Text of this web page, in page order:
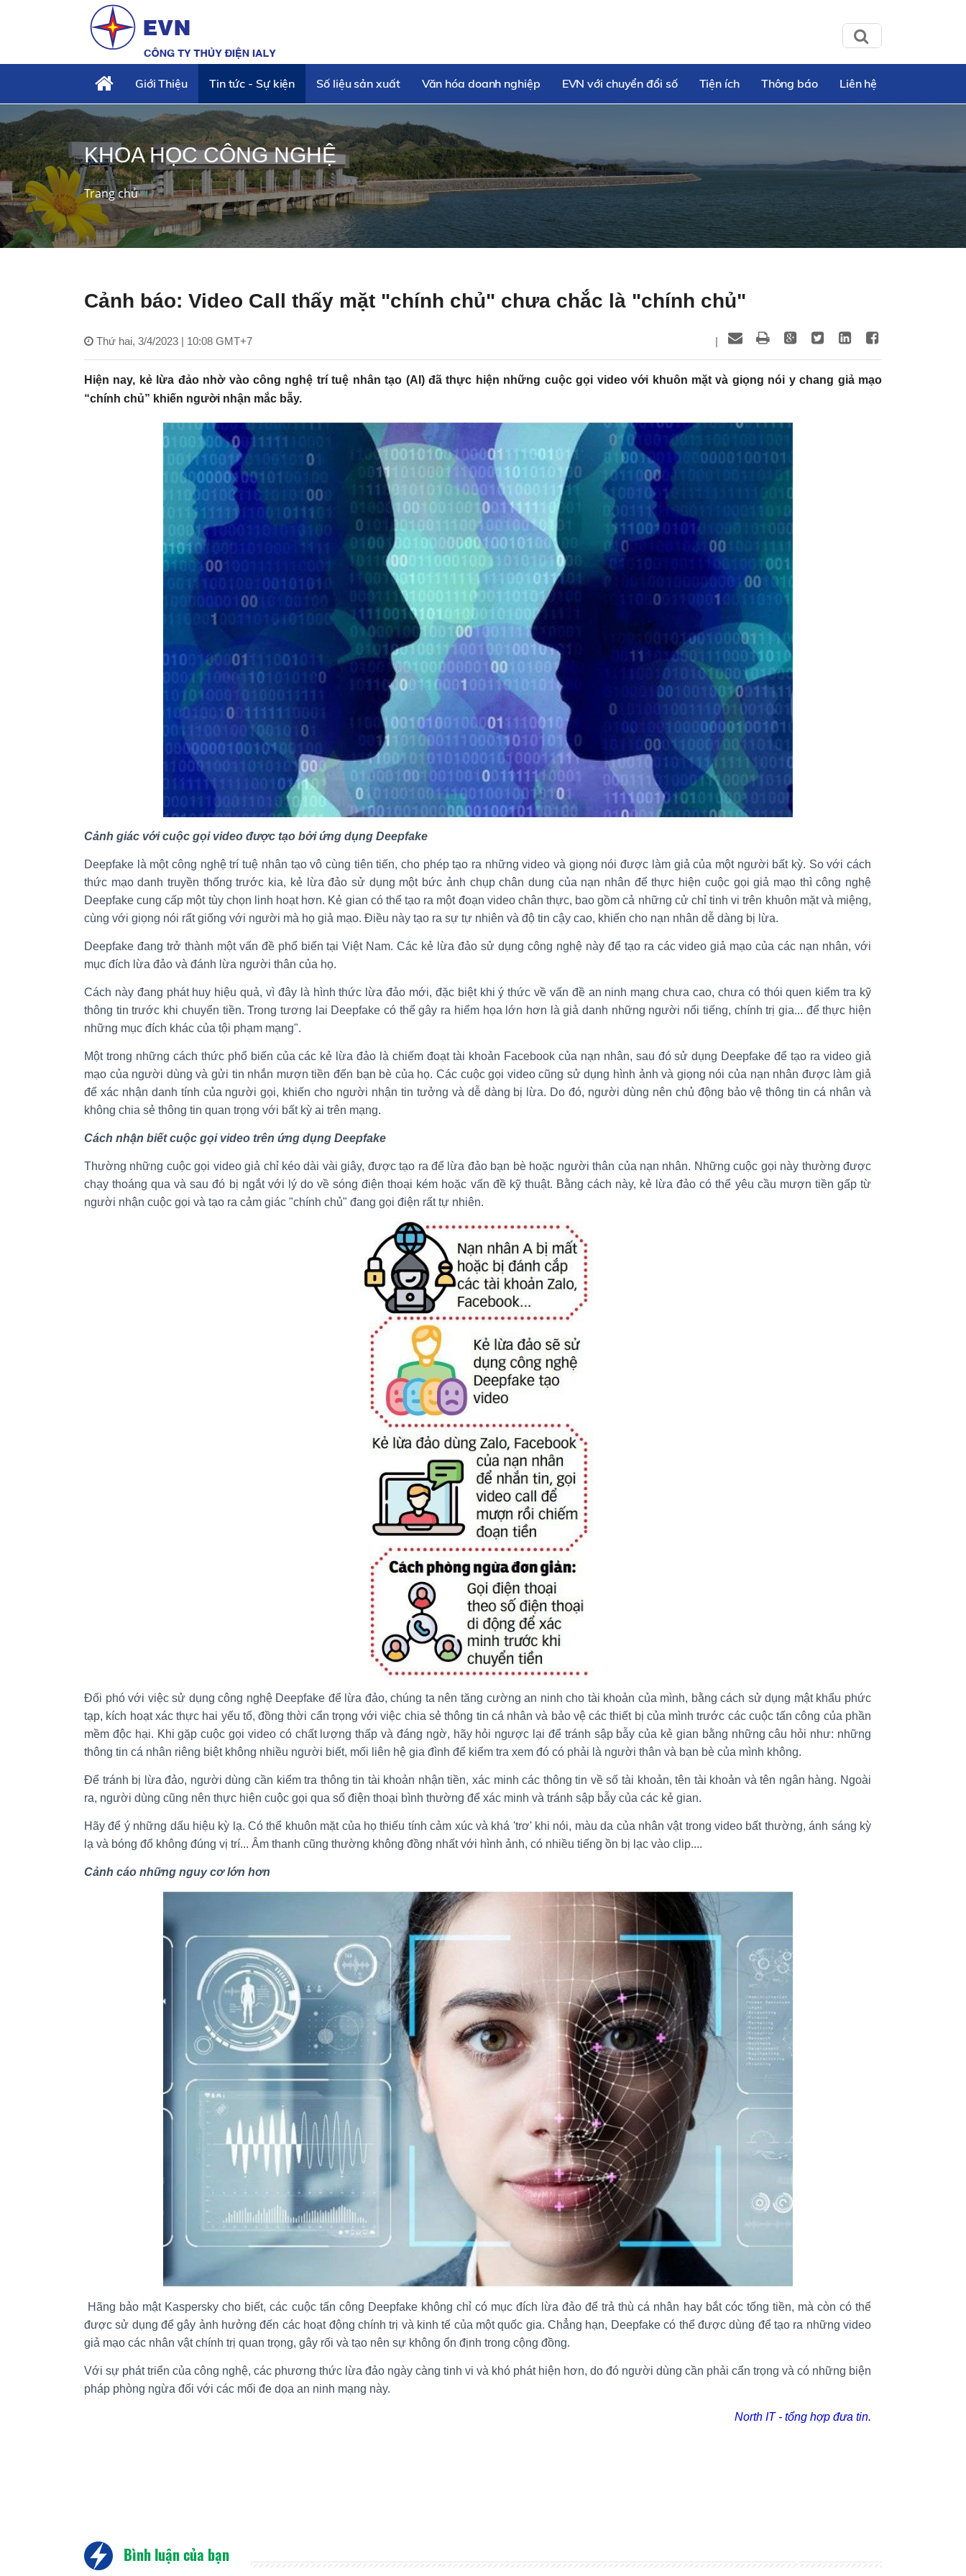
Giới Thiệu Tin tức - Sự kiện Số liệu sản xuất Văn hóa doanh nghiệp EVN với chuyển đổi số Tiện ích Thông báo Liên hệ
KHOA HỌC CÔNG NGHỆ
Trang chủ
Cảnh báo: Video Call thấy mặt "chính chủ" chưa chắc là "chính chủ"
Thứ hai, 3/4/2023 | 10:08 GMT+7 |
Hiện nay, kẻ lừa đảo nhờ vào công nghệ trí tuệ nhân tạo (AI) đã thực hiện những cuộc gọi video với khuôn mặt và giọng nói y chang giả mạo
“chính chủ” khiến người nhận mắc bẫy.
Cảnh giác với cuộc gọi video được tạo bởi ứng dụng Deepfake
Deepfake là một công nghệ trí tuệ nhân tạo vô cùng tiên tiến, cho phép tạo ra những video và giọng nói được làm giả của một người bất kỳ. So với cách
thức mạo danh truyền thống trước kia, kẻ lừa đảo sử dụng một bức ảnh chụp chân dung của nạn nhân để thực hiện cuộc gọi giả mạo thì công nghệ
Deepfake cung cấp một tùy chọn linh hoạt hơn. Kẻ gian có thể tạo ra một đoạn video chân thực, bao gồm cả những cử chỉ tinh vi trên khuôn mặt và miệng,
cùng với giọng nói rất giống với người mà họ giả mạo. Điều này tạo ra sự tự nhiên và độ tin cậy cao, khiến cho nạn nhân dễ dàng bị lừa.
Deepfake đang trở thành một vấn đề phổ biến tại Việt Nam. Các kẻ lừa đảo sử dụng công nghệ này để tạo ra các video giả mạo của các nạn nhân, với
mục đích lừa đảo và đánh lừa người thân của họ.
Cách này đang phát huy hiệu quả, vì đây là hình thức lừa đảo mới, đặc biệt khi ý thức về vấn đề an ninh mạng chưa cao, chưa có thói quen kiểm tra kỹ
thông tin trước khi chuyển tiền. Trong tương lai Deepfake có thể gây ra hiểm họa lớn hơn là giả danh những người nổi tiếng, chính trị gia... để thực hiện
những mục đích khác của tội phạm mạng".
Một trong những cách thức phổ biến của các kẻ lừa đảo là chiếm đoạt tài khoản Facebook của nạn nhân, sau đó sử dụng Deepfake để tạo ra video giả
mạo của người dùng và gửi tin nhắn mượn tiền đến bạn bè của họ. Các cuộc gọi video cũng sử dụng hình ảnh và giọng nói của nạn nhân được làm giả
để xác nhận danh tính của người gọi, khiến cho người nhận tin tưởng và dễ dàng bị lừa. Do đó, người dùng nên chủ động bảo vệ thông tin cá nhân và
không chia sẻ thông tin quan trọng với bất kỳ ai trên mạng.
Cách nhận biết cuộc gọi video trên ứng dụng Deepfake
Thường những cuộc gọi video giả chỉ kéo dài vài giây, được tạo ra để lừa đảo bạn bè hoặc người thân của nạn nhân. Những cuộc gọi này thường được
chạy thoáng qua và sau đó bị ngắt với lý do về sóng điện thoại kém hoặc vấn đề kỹ thuật. Bằng cách này, kẻ lừa đảo có thể yêu cầu mượn tiền gấp từ
người nhận cuộc gọi và tạo ra cảm giác "chính chủ" đang gọi điện rất tự nhiên.
Đối phó với việc sử dụng công nghệ Deepfake để lừa đảo, chúng ta nên tăng cường an ninh cho tài khoản của mình, bằng cách sử dụng mật khẩu phức
tạp, kích hoạt xác thực hai yếu tố, đồng thời cẩn trọng với việc chia sẻ thông tin cá nhân và bảo vệ các thiết bị của mình trước các cuộc tấn công của phần
mềm độc hại. Khi gặp cuộc gọi video có chất lượng thấp và đáng ngờ, hãy hỏi ngược lại để tránh sập bẫy của kẻ gian bằng những câu hỏi như: những
thông tin cá nhân riêng biệt không nhiều người biết, mối liên hệ gia đình để kiểm tra xem đó có phải là người thân và bạn bè của mình không.
Để tránh bị lừa đảo, người dùng cần kiểm tra thông tin tài khoản nhận tiền, xác minh các thông tin về số tài khoản, tên tài khoản và tên ngân hàng. Ngoài
ra, người dùng cũng nên thực hiện cuộc gọi qua số điện thoại bình thường để xác minh và tránh sập bẫy của các kẻ gian.
Hãy để ý những dấu hiệu kỳ lạ. Có thể khuôn mặt của họ thiếu tính cảm xúc và khá 'trơ' khi nói, màu da của nhân vật trong video bất thường, ánh sáng kỳ
lạ và bóng đổ không đúng vị trí... Âm thanh cũng thường không đồng nhất với hình ảnh, có nhiều tiếng ồn bị lạc vào clip....
Cảnh cáo những nguy cơ lớn hơn
Hãng bảo mật Kaspersky cho biết, các cuộc tấn công Deepfake không chỉ có mục đích lừa đảo để trả thù cá nhân hay bắt cóc tống tiền, mà còn có thể
được sử dụng để gây ảnh hưởng đến các hoạt động chính trị và kinh tế của một quốc gia. Chẳng hạn, Deepfake có thể được dùng để tạo ra những video
giả mạo các nhân vật chính trị quan trọng, gây rối và tạo nên sự không ổn định trong cộng đồng.
Với sự phát triển của công nghệ, các phương thức lừa đảo ngày càng tinh vi và khó phát hiện hơn, do đó người dùng cần phải cẩn trọng và có những biện
pháp phòng ngừa đối với các mối đe dọa an ninh mạng này.
North IT - tổng hợp đưa tin.
Bình luận của bạn